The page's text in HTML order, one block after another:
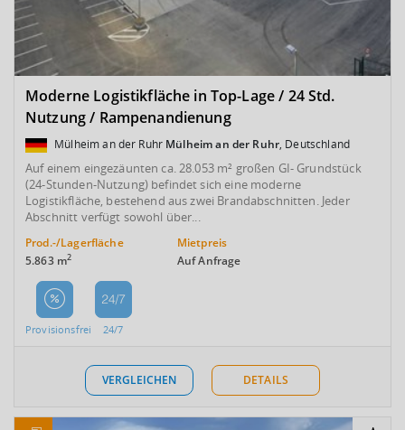
Moderne Logistikfläche in Top-Lage / 24 Std.
Nutzung / Rampenandienung
Mülheim an der Ruhr Mülheim an der Ruhr, Deutschland
Auf einem eingezäunten ca. 28.053 m² großen GI- Grundstück
(24-Stunden-Nutzung) befindet sich eine moderne
Logistikfläche, bestehend aus zwei Brandabschnitten. Jeder
Abschnitt verfügt sowohl über...
Prod.-/Lagerfläche
5.863 m2
Mietpreis
Auf Anfrage
Provisionsfrei 24/7
VERGLEICHEN DETAILS